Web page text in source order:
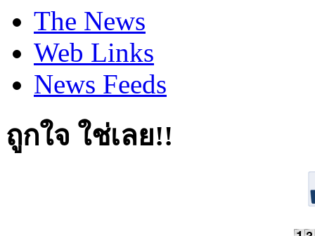
The News
Web Links
News Feeds
ถูกใจ ใช่เลย!!